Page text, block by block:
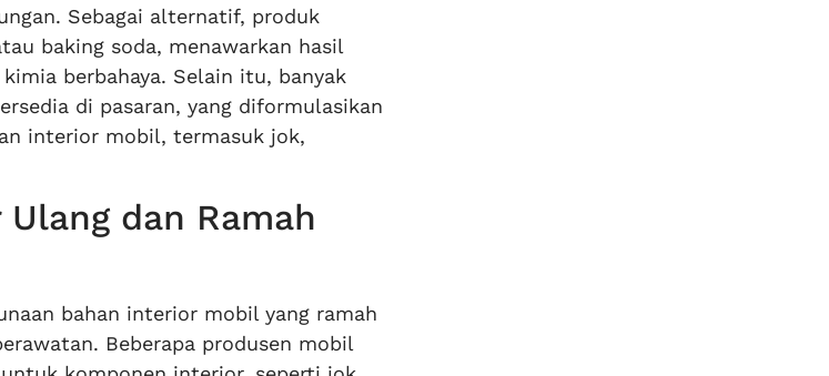
Sebagai alternatif, produk
baking soda, menawarkan hasil
berbahaya. Selain itu, banyak
di pasaran, yang diformulasikan
interior mobil, termasuk jok,
dan Ramah
bahan interior mobil yang ramah
Beberapa produsen mobil